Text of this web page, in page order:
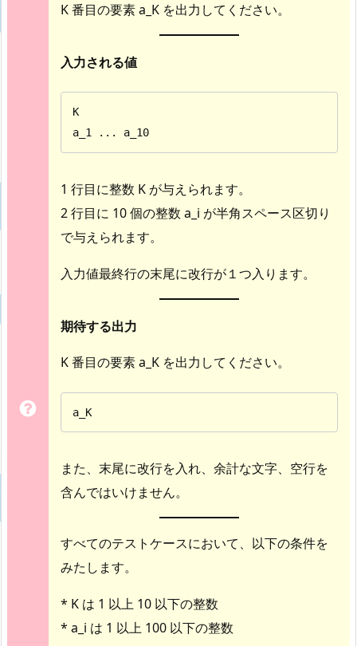
K 番目の要素 a_K を出力してください。
入力される値
K
a_1 ... a_10
1 行目に整数 K が与えられます。
2 行目に 10 個の整数 a_i が半角スペース区切り
で与えられます。
入力値最終行の末尾に改行が１つ入ります。
期待する出力
K 番目の要素 a_K を出力してください。
a_K
また、末尾に改行を入れ、余計な文字、空行を
含んではいけません。
すべてのテストケースにおいて、以下の条件を
みたします。
* K は 1 以上 10 以下の整数
* a_i は 1 以上 100 以下の整数